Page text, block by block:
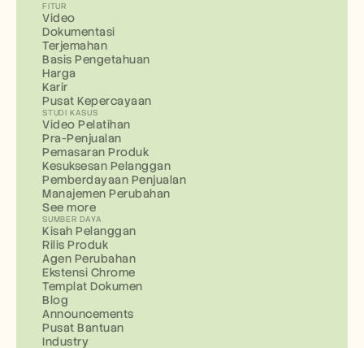
FITUR
Video
Dokumentasi
Terjemahan
Basis Pengetahuan
Harga
Karir
Pusat Kepercayaan
STUDI KASUS
Video Pelatihan
Pra-Penjualan
Pemasaran Produk
Kesuksesan Pelanggan
Pemberdayaan Penjualan
Manajemen Perubahan
See more
SUMBER DAYA
Kisah Pelanggan
Rilis Produk
Agen Perubahan
Ekstensi Chrome
Templat Dokumen
Blog
Announcements
Pusat Bantuan
Industry